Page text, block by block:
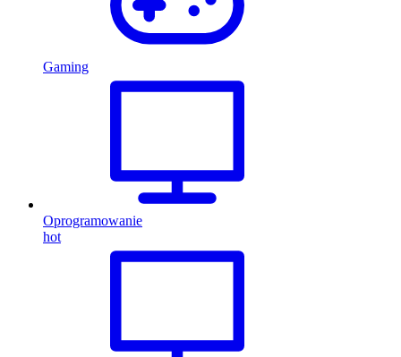
Gaming
Oprogramowanie
hot